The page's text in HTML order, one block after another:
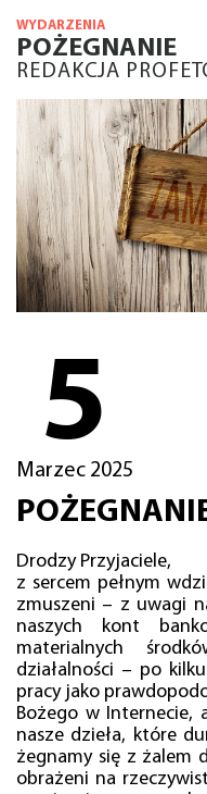
WYDARZENIA
POŻEGNANIE
REDAKCJA
5
Marzec 2025
Drodzy Przyjaciele,
z sercem pełnym
zmuszeni – z uwagi
naszych kont
materialnych
działalności – po
pracy jako
Bożego w Internecie,
nasze dzieła, które
żegnamy się z żalem
obrażeni na